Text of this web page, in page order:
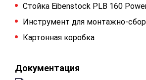
Стойка Eibenstock PLB 160
Инструмент для монтажно-
Картонная коробка
Документация